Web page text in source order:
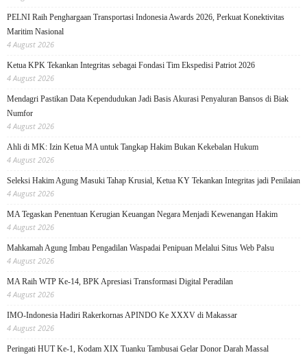
PELNI Raih Penghargaan Transportasi Indonesia Awards 2026, Perkuat Konektivitas
Maritim Nasional
4 August 2026
Ketua KPK Tekankan Integritas sebagai Fondasi Tim Ekspedisi Patriot 2026
4 August 2026
Mendagri Pastikan Data Kependudukan Jadi Basis Akurasi Penyaluran Bansos di Biak
Numfor
4 August 2026
Ahli di MK: Izin Ketua MA untuk Tangkap Hakim Bukan Kekebalan Hukum
4 August 2026
Seleksi Hakim Agung Masuki Tahap Krusial, Ketua KY Tekankan Integritas jadi Penilaian
4 August 2026
MA Tegaskan Penentuan Kerugian Keuangan Negara Menjadi Kewenangan Hakim
4 August 2026
Mahkamah Agung Imbau Pengadilan Waspadai Penipuan Melalui Situs Web Palsu
4 August 2026
MA Raih WTP Ke-14, BPK Apresiasi Transformasi Digital Peradilan
4 August 2026
IMO-Indonesia Hadiri Rakerkornas APINDO Ke XXXV di Makassar
4 August 2026
Peringati HUT Ke-1, Kodam XIX Tuanku Tambusai Gelar Donor Darah Massal